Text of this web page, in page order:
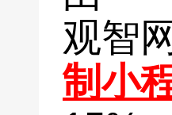
观智
制小